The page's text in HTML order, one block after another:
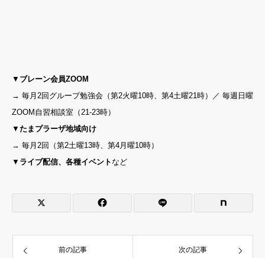
▼ ブレーン会員ZOOM
→ 毎月2回グループ勉強会（第2火曜10時、第4土曜21時）／ 毎週日曜
ZOOM自習相談室（21-23時）
▼ たまプラーザ地域向け
→ 毎月2回（第2土曜13時、第4月曜10時）
▼ ライブ配信、各種イベントなど
前の記事 次の記事